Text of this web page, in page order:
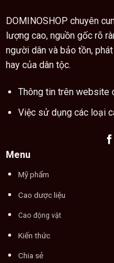
DOMINOSHOP chuyên
lượng cao, nguồn gốc rõ
người dân và bảo tồn,
hay của dân tộc.
Thông tin trên website
Việc sử dụng các loại
Menu
Mỹ phẩm
Cao dược liệu
Cao động vật
Kiến thức
Chia sẻ